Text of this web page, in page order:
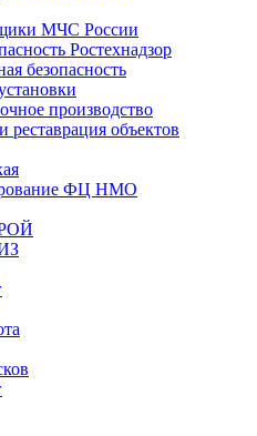
МЧС России
Ростехнадзор
безопасность
производство
реставрация объектов
ФЦ НМО